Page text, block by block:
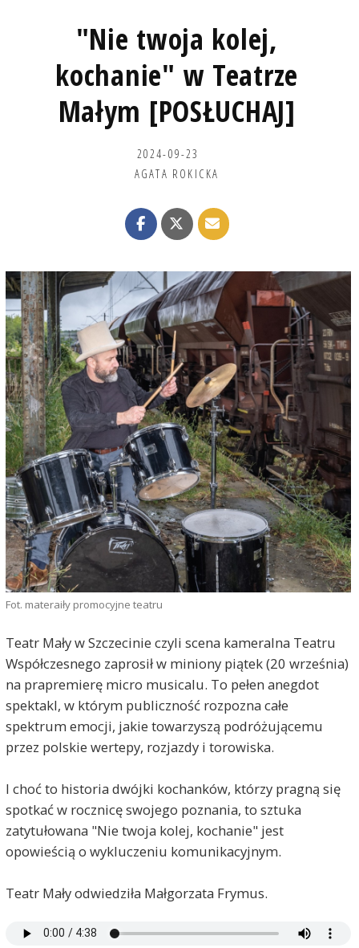
"Nie twoja kolej,
kochanie" w Teatrze
Małym [POSŁUCHAJ]
2024-09-23
AGATA ROKICKA
Fot. materaiły promocyjne teatru
Teatr Mały w Szczecinie czyli scena kameralna Teatru
Współczesnego zaprosił w miniony piątek (20 września)
na prapremierę micro musicalu. To pełen anegdot
spektakl, w którym publiczność rozpozna całe
spektrum emocji, jakie towarzyszą podróżującemu
przez polskie wertepy, rozjazdy i torowiska.
I choć to historia dwójki kochanków, którzy pragną się
spotkać w rocznicę swojego poznania, to sztuka
zatytułowana "Nie twoja kolej, kochanie" jest
opowieścią o wykluczeniu komunikacyjnym.
Teatr Mały odwiedziła Małgorzata Frymus.